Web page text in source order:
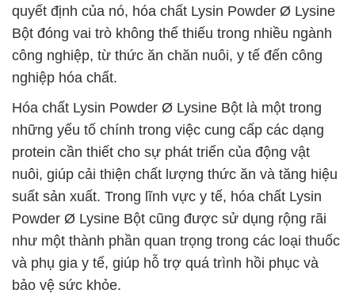
quyết định của nó, hóa chất Lysin Powder Ø Lysine
Bột đóng vai trò không thể thiếu trong nhiều ngành
công nghiệp, từ thức ăn chăn nuôi, y tế đến công
nghiệp hóa chất.
Hóa chất Lysin Powder Ø Lysine Bột là một trong
những yếu tố chính trong việc cung cấp các dạng
protein cần thiết cho sự phát triển của động vật
nuôi, giúp cải thiện chất lượng thức ăn và tăng hiệu
suất sản xuất. Trong lĩnh vực y tế, hóa chất Lysin
Powder Ø Lysine Bột cũng được sử dụng rộng rãi
như một thành phần quan trọng trong các loại thuốc
và phụ gia y tế, giúp hỗ trợ quá trình hồi phục và
bảo vệ sức khỏe.